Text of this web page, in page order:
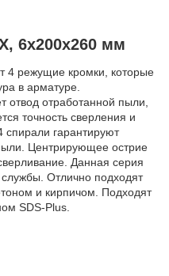
6x200x260 мм
4 режущие кромки, которые
в арматуре.
отвод отработанной пыли,
точность сверления и
гарантируют
Центрирующее острие
Данная серия
Отлично подходят
и кирпичом. Подходят
SDS-Plus.